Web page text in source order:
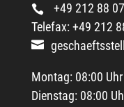
+49 212 88
Telefax: +49 212
Montag: 08:00
Dienstag: 08:00